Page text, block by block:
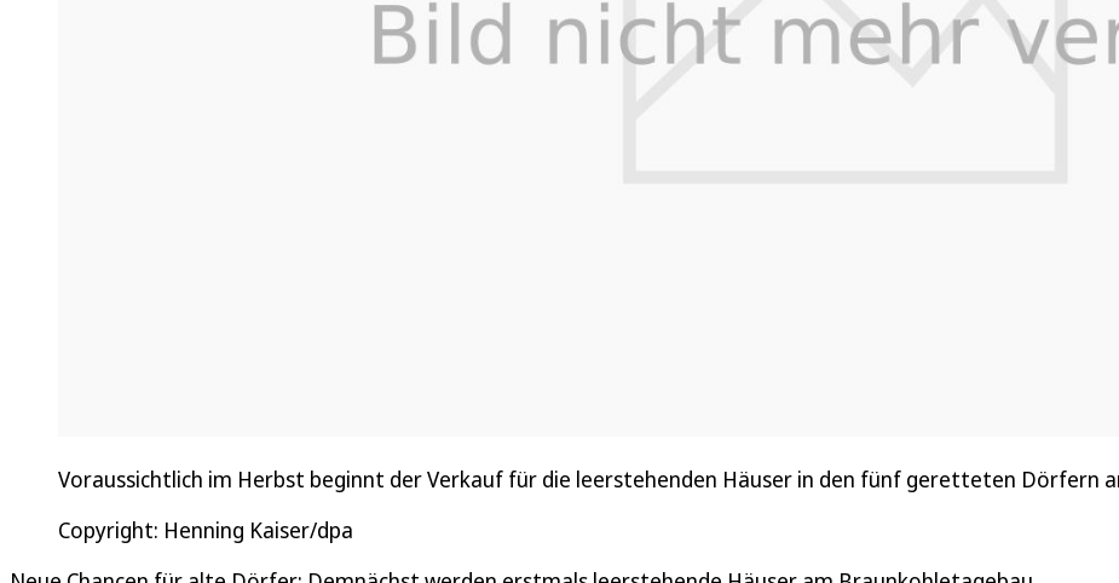
Voraussichtlich im Herbst beginnt der Verkauf für die leerstehenden Häuser in den fünf geretteten Dörfern
Copyright: Henning Kaiser/dpa